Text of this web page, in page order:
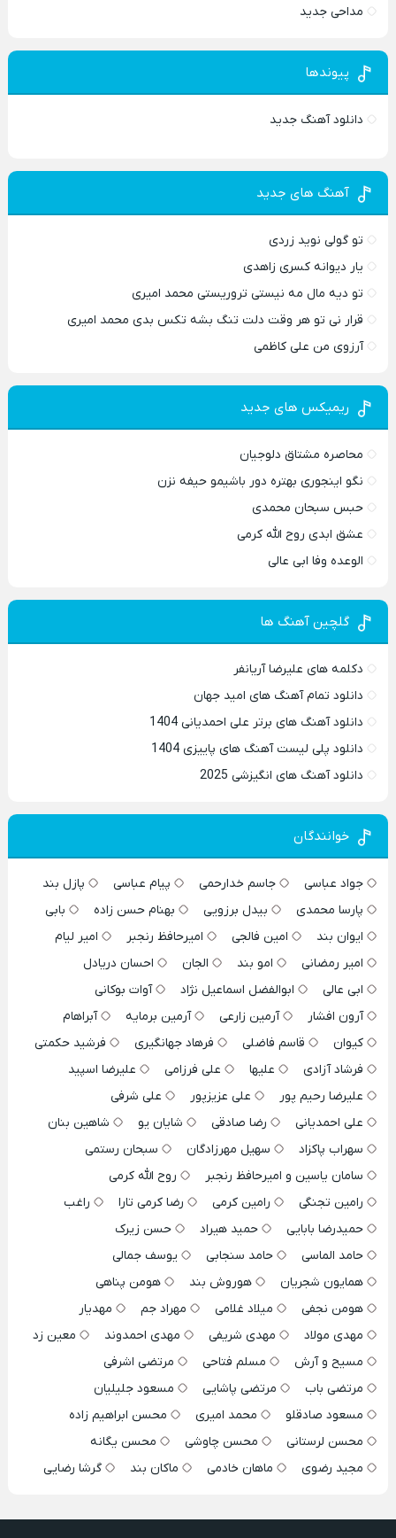
مداحی جدید
پیوندها
دانلود آهنگ جدید
آهنگ های جدید
تو گولی نوید زردی
یار دیوانه کسری زاهدی
تو دیه مال مه نیستی تروریستی محمد امیری
قرار نی تو هر وقت دلت تنگ بشه تکس بدی محمد امیری
آرزوی من علی کاظمی
ریمیکس های جدید
محاصره مشتاق دلوجیان
نگو اینجوری بهتره دور باشیمو حیفه نزن
حبس سبحان محمدی
عشق ابدی روح الله کرمی
الوعده وفا ابی عالی
گلچین آهنگ ها
دکلمه های علیرضا آریانفر
دانلود تمام آهنگ های امید جهان
دانلود آهنگ های برتر علی احمدیانی 1404
دانلود پلی لیست آهنگ های پاییزی 1404
دانلود آهنگ های انگیزشی 2025
خوانندگان
جواد عباسی جاسم خدارحمی پیام عباسی
پازل بند
پارسا محمدی
بیدل برزویی بهنام حسن زاده
بابی
ایوان بند
امین فالجی امیرحافظ رنجبر
امیر لیام
امیر رمضانی
امو بند الجان
احسان دریادل
ابی عالی
ابوالفضل اسماعیل نژاد
آوات بوکانی
آرون افشار
آرمین زارعی آرمین برمایه
آبراهام
کیوان
قاسم فاضلی فرهاد جهانگیری
فرشید حکمتی
فرشاد آزادی
علیها علی فرزامی
علیرضا اسپید
علیرضا رحیم پور
علی عزیزپور
علی شرفی
علی احمدیانی
رضا صادقی شایان یو
شاهین بنان
سهراب پاکزاد
سهیل مهرزادگان
سبحان رستمی
سامان یاسین و امیرحافظ رنجبر
روح الله کرمی
رامین تجنگی
رامین کرمی رضا کرمی تارا
راغب
حمیدرضا بابایی
حمید هیراد
حسن زیرک
حامد الماسی
حامد سنجابی
یوسف جمالی
همایون شجریان
هوروش بند
هومن پناهی
هومن نجفی
میلاد غلامی مهراد جم
مهدیار
مهدی مولاد
مهدی شریفی مهدی احمدوند
معین زد
مسیح و آرش
مسلم فتاحی
مرتضی اشرفی
مرتضی باب
مرتضی پاشایی
مسعود جلیلیان
مسعود صادقلو
محمد امیری
محسن ابراهیم زاده
محسن لرستانی
محسن چاوشی
محسن یگانه
مجید رضوی
ماهان خادمی ماکان بند گرشا رضایی